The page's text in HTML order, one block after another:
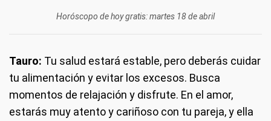
Horóscopo de hoy gratis: martes 18 de abril
Tauro: Tu salud estará estable, pero deberás cuidar
tu alimentación y evitar los excesos. Busca
momentos de relajación y disfrute. En el amor,
estarás muy atento y cariñoso con tu pareja, y ella